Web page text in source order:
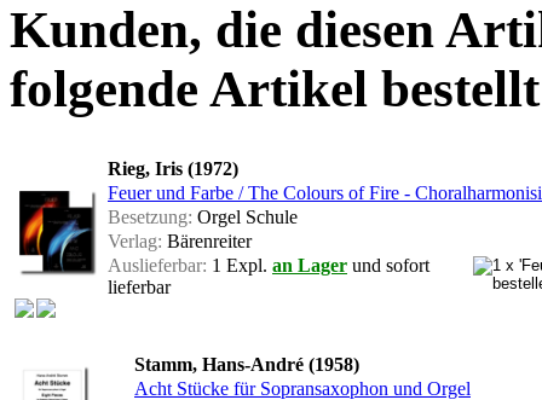
Kunden, die diesen
folgende Artikel
Rieg, Iris (1972)
Feuer und Farbe / The Colours of Fire -
Besetzung: Orgel Schule
Verlag: Bärenreiter
Auslieferbar: 1 Expl. an Lager und sofort
lieferbar
Stamm, Hans-André (1958)
Acht Stücke für Sopransaxophon und Orgel